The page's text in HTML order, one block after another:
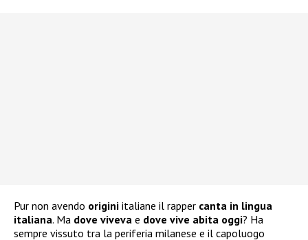
Pur non avendo origini italiane il rapper canta in lingua
italiana. Ma dove viveva e dove vive abita oggi? Ha
sempre vissuto tra la periferia milanese e il capoluogo